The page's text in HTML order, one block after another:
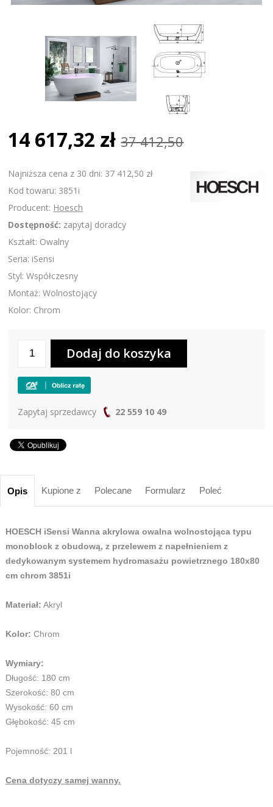
14 617,32 zł 37 412,50
Najniższa cena z 30 dni: 37 412,50 zł
Kod towaru: 3851i
Producent: Hoesch
Dostępność: zapytaj doradcy
Kształt: Owalny
Seria: iSensi
Styl: Współczesny
Montaż: Wolnostojący
Kolor: Chrom
Zapytaj sprzedawcy 22 559 10 49
Opis Kupione z Polecane Formularz Poleć
HOESCH iSensi Wanna akrylowa owalna wolnostojąca typu
monoblock z obudową, z przelewem z napełnieniem z
dedykowanym systemem hydromasażu powietrznego 180x80
cm chrom 3851i
Materiał: Akryl
Kolor: Chrom
Wymiary:
Długość: 180 cm
Szerokość: 80 cm
Wysokość: 60 cm
Głębokość: 45 cm
Pojemność: 201 l
Cena dotyczy samej wanny.